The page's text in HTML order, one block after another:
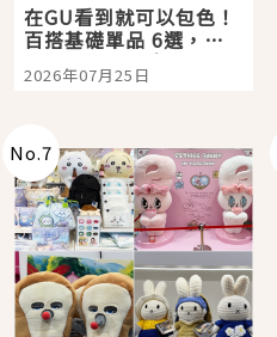
在GU看到就可以包色！
百搭基礎單品 6選，閉
眼全收也不心疼
2026年07月25日
No.7